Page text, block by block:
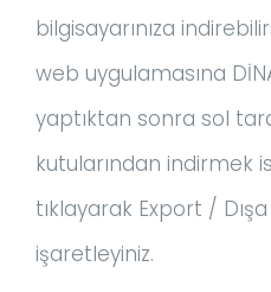
bilgisayarınıza
web uygulamasına
yaptıktan sonra sol
kutularından indirmek
tıklayarak Export /
işaretleyiniz.